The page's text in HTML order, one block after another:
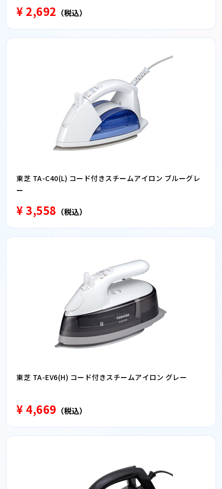
¥ 2,692 （税込）
東芝 TA-C40(L) コード付きスチームアイロン ブルーグレ
ー
¥ 3,558 （税込）
東芝 TA-EV6(H) コード付きスチームアイロン グレー
¥ 4,669 （税込）